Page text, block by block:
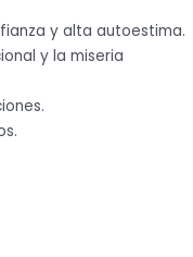
y alta autoestima.
y la miseria